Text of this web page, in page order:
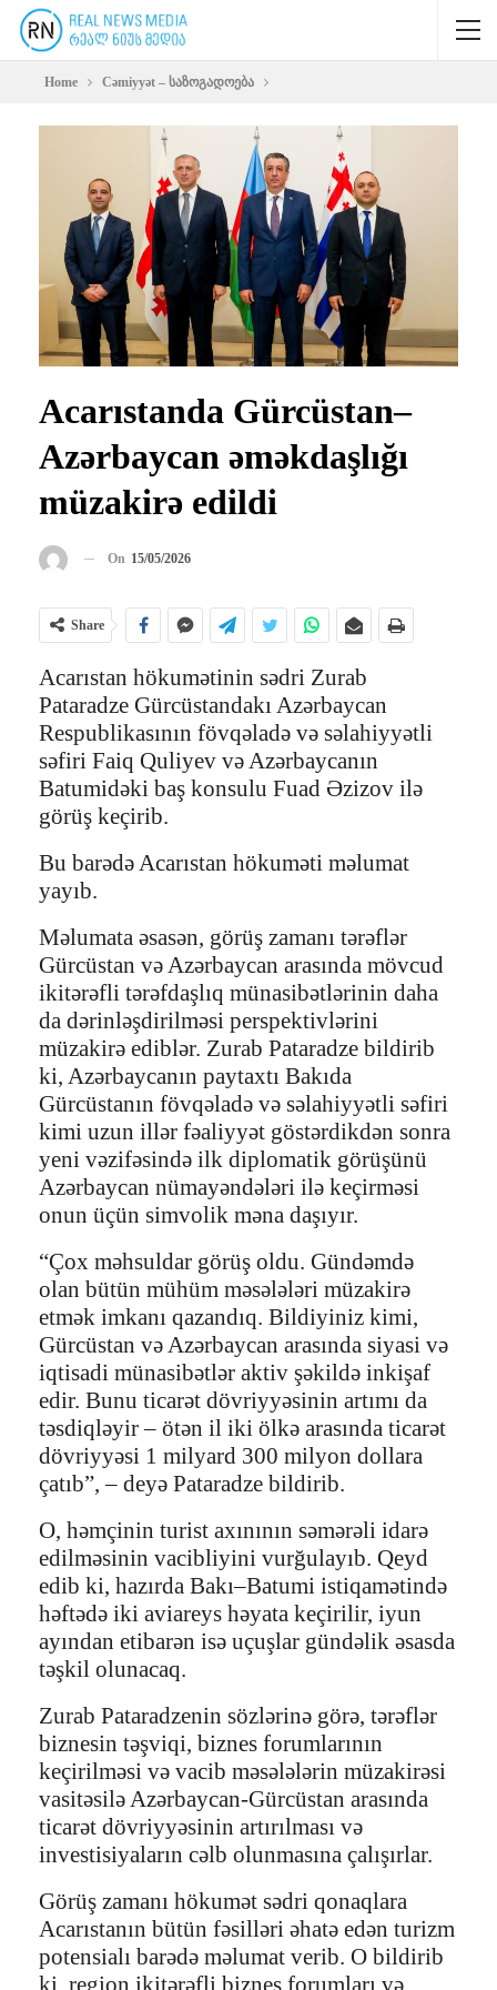
Home Cəmiyyət – საზოგადოება
Acarıstanda Gürcüstan–
Azərbaycan əməkdaşlığı
müzakirə edildi
On 15/05/2026
Share
Acarıstan hökumətinin sədri Zurab
Pataradze Gürcüstandakı Azərbaycan
Respublikasının fövqəladə və səlahiyyətli
səfiri Faiq Quliyev və Azərbaycanın
Batumidəki baş konsulu Fuad Əzizov ilə
görüş keçirib.
Bu barədə Acarıstan hökuməti məlumat
yayıb.
Məlumata əsasən, görüş zamanı tərəflər
Gürcüstan və Azərbaycan arasında mövcud
ikitərəfli tərəfdaşlıq münasibətlərinin daha
da dərinləşdirilməsi perspektivlərini
müzakirə ediblər. Zurab Pataradze bildirib
ki, Azərbaycanın paytaxtı Bakıda
Gürcüstanın fövqəladə və səlahiyyətli səfiri
kimi uzun illər fəaliyyət göstərdikdən sonra
yeni vəzifəsində ilk diplomatik görüşünü
Azərbaycan nümayəndələri ilə keçirməsi
onun üçün simvolik məna daşıyır.
“Çox məhsuldar görüş oldu. Gündəmdə
olan bütün mühüm məsələləri müzakirə
etmək imkanı qazandıq. Bildiyiniz kimi,
Gürcüstan və Azərbaycan arasında siyasi və
iqtisadi münasibətlər aktiv şəkildə inkişaf
edir. Bunu ticarət dövriyyəsinin artımı da
təsdiqləyir – ötən il iki ölkə arasında ticarət
dövriyyəsi 1 milyard 300 milyon dollara
çatıb”, – deyə Pataradze bildirib.
O, həmçinin turist axınının səmərəli idarə
edilməsinin vacibliyini vurğulayıb. Qeyd
edib ki, hazırda Bakı–Batumi istiqamətində
həftədə iki aviareys həyata keçirilir, iyun
ayından etibarən isə uçuşlar gündəlik əsasda
təşkil olunacaq.
Zurab Pataradzenin sözlərinə görə, tərəflər
biznesin təşviqi, biznes forumlarının
keçirilməsi və vacib məsələlərin müzakirəsi
vasitəsilə Azərbaycan-Gürcüstan arasında
ticarət dövriyyəsinin artırılması və
investisiyaların cəlb olunmasına çalışırlar.
Görüş zamanı hökumət sədri qonaqlara
Acarıstanın bütün fəsilləri əhatə edən turizm
potensialı barədə məlumat verib. O bildirib
ki, region ikitərəfli biznes forumları və